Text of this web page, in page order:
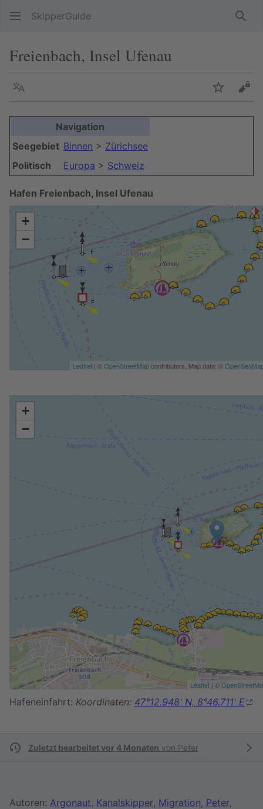
SkipperGuide
Freienbach, Insel Ufenau
Sprache
Navigation
Seegebiet Binnen > Zürichsee
Politisch
Europa > Schweiz
Hafen Freienbach, Insel Ufenau
+
−
Leaflet | ©OpenStreetMapcontributors, Map data: ©
+
−
Leaflet | ©
Hafeneinfahrt: Koordinaten: 47°12.948' N, 8°46.711' E
Zuletzt bearbeitet vor 4 Monaten von Peter
Autoren: Argonaut, Kanalskipper, Migration, Peter,